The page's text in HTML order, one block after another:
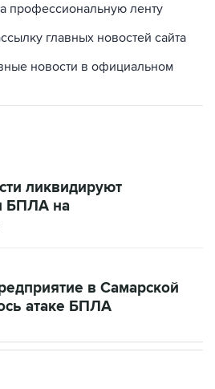
профессиональную ленту
главных новостей сайта
новости в официальном
ликвидируют
БПЛА на
в Самарской
атаке БПЛА